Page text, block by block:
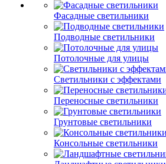
Фасадные светильники
Подводные светильники
Потолочные для улицы
Светильники с эффектами
Переносные светильники
Грунтовые светильники
Консольные светильники